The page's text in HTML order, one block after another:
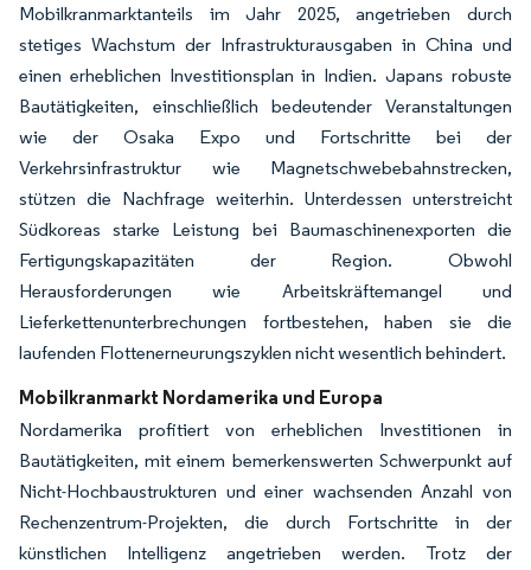
Mobilkranmarktanteils im Jahr 2025, angetrieben durch
stetiges Wachstum der Infrastrukturausgaben in China und
einen erheblichen Investitionsplan in Indien. Japans robuste
Bautätigkeiten, einschließlich bedeutender Veranstaltungen
wie der Osaka Expo und Fortschritte bei der
Verkehrsinfrastruktur wie Magnetschwebebahnstrecken,
stützen die Nachfrage weiterhin. Unterdessen unterstreicht
Südkoreas starke Leistung bei Baumaschinenexporten die
Fertigungskapazitäten der Region. Obwohl
Herausforderungen wie Arbeitskräftemangel und
Lieferkettenunterbrechungen fortbestehen, haben sie die
laufenden Flottenerneurungszyklen nicht wesentlich behindert.
Mobilkranmarkt Nordamerika und Europa
Nordamerika profitiert von erheblichen Investitionen in
Bautätigkeiten, mit einem bemerkenswerten Schwerpunkt auf
Nicht-Hochbaustrukturen und einer wachsenden Anzahl von
Rechenzentrum-Projekten, die durch Fortschritte in der
künstlichen Intelligenz angetrieben werden. Trotz der